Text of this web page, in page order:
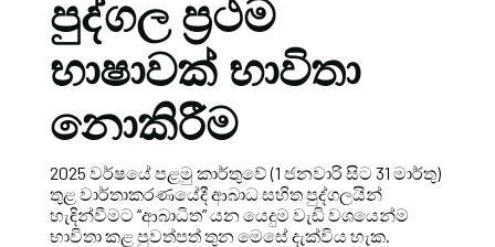
පුද්ගල ප්‍රථම
භාෂාවක් භාවිතා
නොකිරීම
2025 වර්ෂයේ පළමු කාර්තුවේ (1 ජනවාරි සිට 31 මාර්තු)
තුළ වාර්තාකරණයේදී ආබාධ සහිත පුද්ගලයින්
හැඳින්වීමට “ආබාධිත” යන යෙදුම වැඩි වශයෙන්ම
භාවිතා කළ පුවත්පත් තුන මෙසේ දැක්විය හැක.